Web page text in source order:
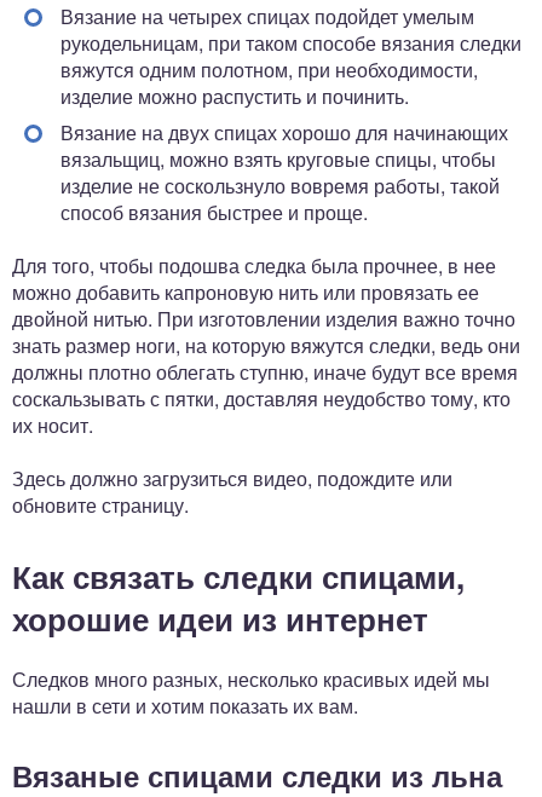
Вязание на четырех спицах подойдет умелым
рукодельницам, при таком способе вязания следки
вяжутся одним полотном, при необходимости,
изделие можно распустить и починить.
Вязание на двух спицах хорошо для начинающих
вязальщиц, можно взять круговые спицы, чтобы
изделие не соскользнуло вовремя работы, такой
способ вязания быстрее и проще.
Для того, чтобы подошва следка была прочнее, в нее
можно добавить капроновую нить или провязать ее
двойной нитью. При изготовлении изделия важно точно
знать размер ноги, на которую вяжутся следки, ведь они
должны плотно облегать ступню, иначе будут все время
соскальзывать с пятки, доставляя неудобство тому, кто
их носит.
Здесь должно загрузиться видео, подождите или
обновите страницу.
Как связать следки спицами,
хорошие идеи из интернет
Следков много разных, несколько красивых идей мы
нашли в сети и хотим показать их вам.
Вязаные спицами следки из льна